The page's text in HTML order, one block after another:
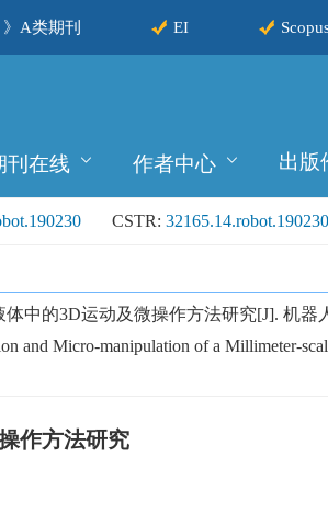
A类期刊 EI
刊在线 作者中心 出版
CSTR: 32165.14.robot.190230
中的3D运动及微操作方法研究[J]. 机器
Micro-manipulation of a Millimeter-
作方法研究